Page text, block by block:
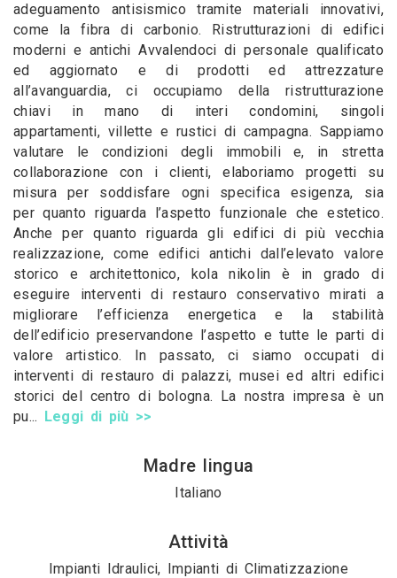
adeguamento antisismico tramite materiali innovativi,
come la fibra di carbonio. Ristrutturazioni di edifici
moderni e antichi Avvalendoci di personale qualificato
ed aggiornato e di prodotti ed attrezzature
all’avanguardia, ci occupiamo della ristrutturazione
chiavi in mano di interi condomini, singoli
appartamenti, villette e rustici di campagna. Sappiamo
valutare le condizioni degli immobili e, in stretta
collaborazione con i clienti, elaboriamo progetti su
misura per soddisfare ogni specifica esigenza, sia
per quanto riguarda l’aspetto funzionale che estetico.
Anche per quanto riguarda gli edifici di più vecchia
realizzazione, come edifici antichi dall’elevato valore
storico e architettonico, kola nikolin è in grado di
eseguire interventi di restauro conservativo mirati a
migliorare l’efficienza energetica e la stabilità
dell’edificio preservandone l’aspetto e tutte le parti di
valore artistico. In passato, ci siamo occupati di
interventi di restauro di palazzi, musei ed altri edifici
storici del centro di bologna. La nostra impresa è un
pu... Leggi di più >>
Madre lingua
Italiano
Attività
Impianti Idraulici, Impianti di Climatizzazione